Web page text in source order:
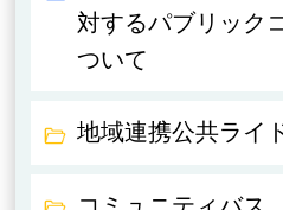
対するパブリック
ついて
地域連携公共ライ